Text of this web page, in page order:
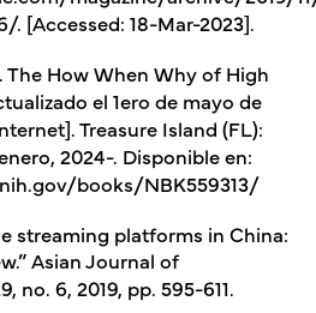
[Accessed: 18-Mar-2023].
The How When Why of High
el 1ero de mayo de
Treasure Island (FL):
2024-. Disponible en:
books/NBK559313/
streaming platforms in China:
Asian Journal of
no. 6, 2019, pp. 595-611.